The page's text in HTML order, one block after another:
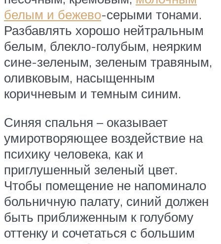
белым и бежево-серыми тонами.
Разбавлять хорошо нейтральным
белым, блекло-голубым, неярким
сине-зеленым, зеленым травяным,
оливковым, насыщенным
коричневым и темным синим.
Синяя спальня – оказывает
умиротворяющее воздействие на
психику человека, как и
приглушенный зеленый цвет.
Чтобы помещение не напоминало
больничную палату, синий должен
быть приближенным к голубому
оттенку и сочетаться с большим